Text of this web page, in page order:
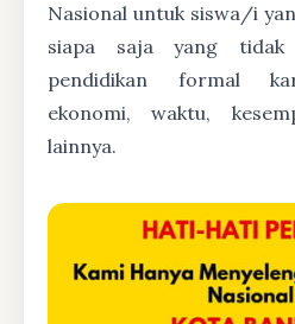
Nasional untuk siswa/i
siapa saja yang tidak
pendidikan formal
ekonomi, waktu,
lainnya.